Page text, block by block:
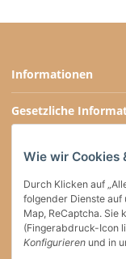
Informationen
Gesetzliche
Social Media
Versand
Wie wir Cookies
Durch Klicken auf
folgender Dienste auf
Map, ReCaptcha. Sie
(Fingerabdruck-Icon
Konfigurieren und in